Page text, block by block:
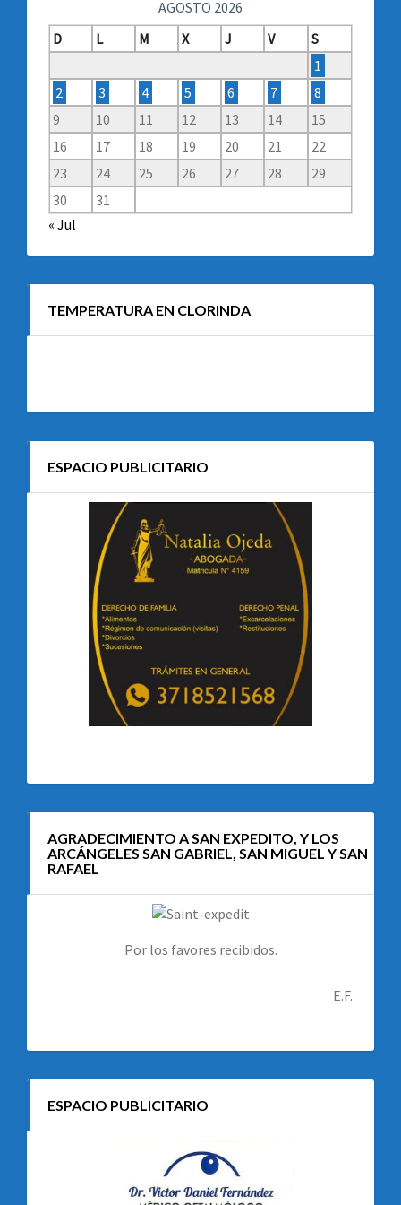
AGOSTO 2026
D
L M X J V
S
1
2
3 4 5 6 7
8
9
10 11 12 13 14
15
16
17 18 19 20 21
22
23
24 25 26 27 28
29
30
31
« Jul
TEMPERATURA EN CLORINDA
ESPACIO PUBLICITARIO
AGRADECIMIENTO A SAN EXPEDITO, Y LOS
ARCÁNGELES SAN GABRIEL, SAN MIGUEL Y SAN
RAFAEL
Por los favores recibidos.
E.F.
ESPACIO PUBLICITARIO